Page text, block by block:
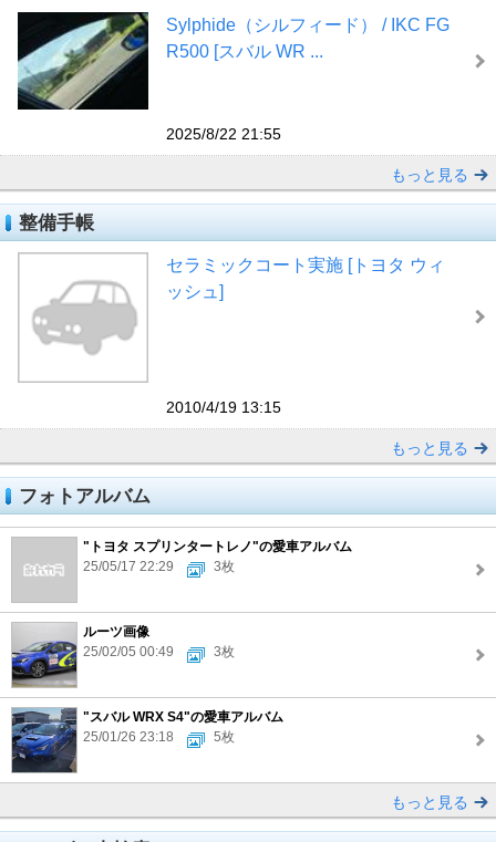
Sylphide（シルフィード） / IKC FG
R500 [スバル WR ...
2025/8/22 21:55
もっと見る
整備手帳
セラミックコート実施 [トヨタ ウィ
ッシュ]
2010/4/19 13:15
もっと見る
フォトアルバム
"トヨタ スプリンタートレノ"の愛車アルバム
25/05/17 22:29
3枚
ルーツ画像
25/02/05 00:49
3枚
"スバル WRX S4"の愛車アルバム
25/01/26 23:18
5枚
もっと見る